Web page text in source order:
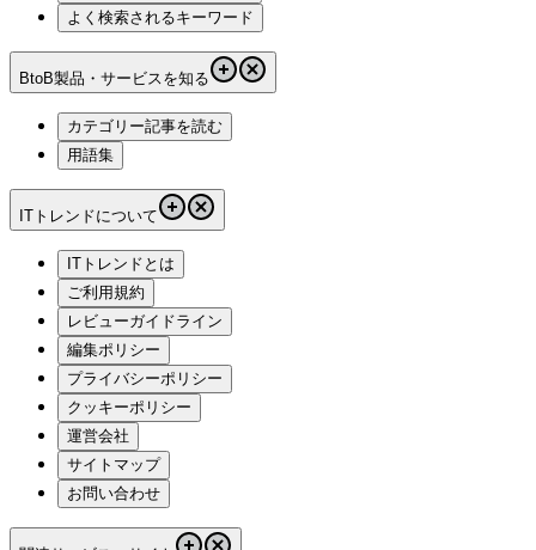
よく検索されるキーワード
BtoB製品・サービスを知る
カテゴリー記事を読む
用語集
ITトレンドについて
ITトレンドとは
ご利用規約
レビューガイドライン
編集ポリシー
プライバシーポリシー
クッキーポリシー
運営会社
サイトマップ
お問い合わせ